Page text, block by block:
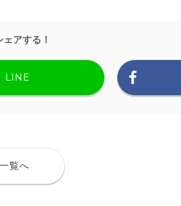
ェアする！
LINE
一覧へ